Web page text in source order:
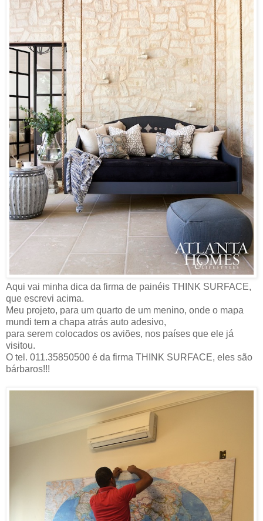
Aqui vai minha dica da firma de painéis THINK SURFACE,
que escrevi acima.
Meu projeto, para um quarto de um menino, onde o mapa
mundi tem a chapa atrás auto adesivo,
para serem colocados os aviões, nos países que ele já
visitou.
O tel. 011.35850500 é da firma THINK SURFACE, eles são
bárbaros!!!